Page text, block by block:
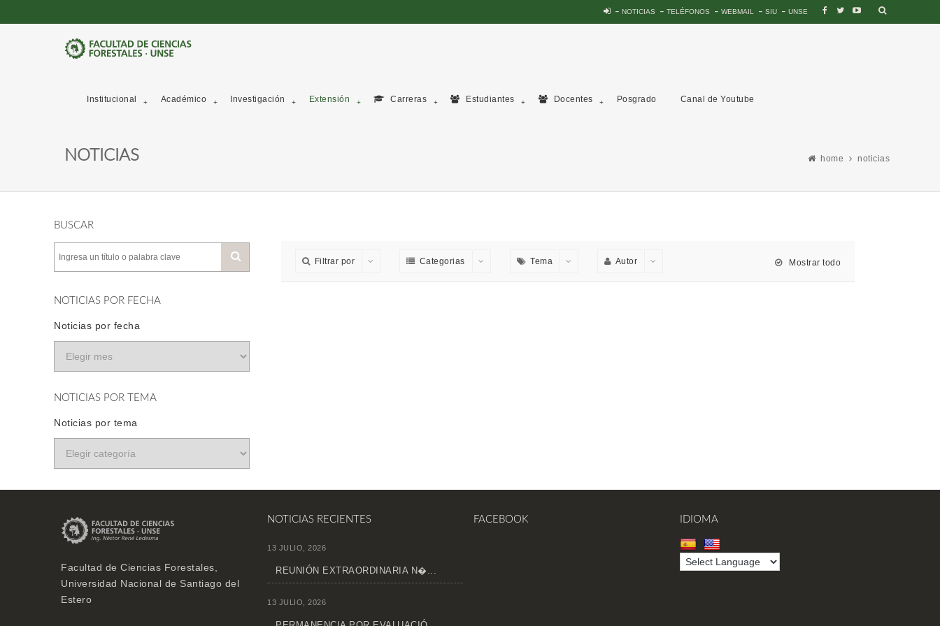
NOTICIAS TELÉFONOS WEBMAIL SIU UNSE
Institucional Académico Investigación Extensión Carreras Estudiantes Docentes Posgrado Canal de Youtube
NOTICIAS home noticias
BUSCAR
NOTICIAS POR FECHA
Noticias por fecha
NOTICIAS POR TEMA
Noticias por tema
Filtrar por Categorias Tema Autor Mostrar todo
Facultad de Ciencias Forestales,
Universidad Nacional de Santiago del
Estero
NOTICIAS RECIENTES
13 JULIO, 2026
REUNIÓN EXTRAORDINARIA N�...
13 JULIO, 2026
FACEBOOK IDIOMA